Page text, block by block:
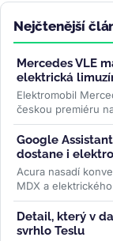
Nejčtenější
Mercedes VLE
elektrická
Elektromobil
českou premiéru
konfigurátoru
Google
dostane i
Acura nasadí
MDX a
Přidává se k
Detail, který v
svrhlo Teslu